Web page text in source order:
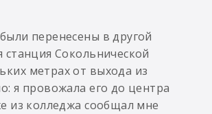
перенесены в другой
станция Сокольнической
метрах от выхода из
я провожала его до центра
из колледжа сообщал мне